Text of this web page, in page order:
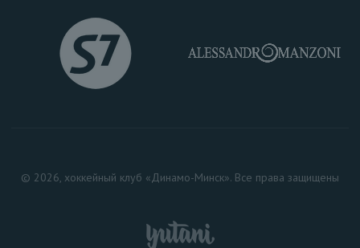
© 2026, хоккейный клуб «Динамо-Минск». Все права защищены